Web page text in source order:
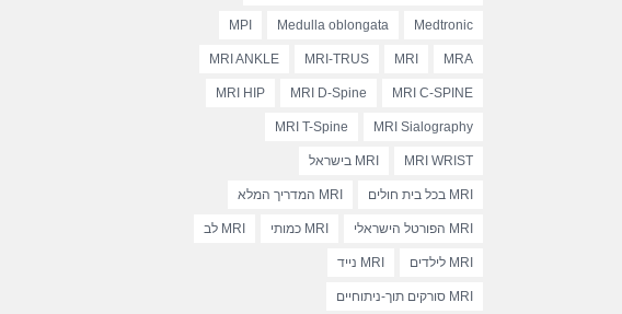
Medtronic
Medulla oblongata
MPI
MRA
MRI
MRI-TRUS
MRI ANKLE
MRI C-SPINE
MRI D-Spine
MRI HIP
MRI Sialography
MRI T-Spine
MRI WRIST MRI בישראל
MRI בכל בית חולים MRI המדריך המלא
MRI הפורטל הישראלי MRI כמותי MRI לב
MRI לילדים MRI נייד
MRI סורקים תוך-ניתוחיים